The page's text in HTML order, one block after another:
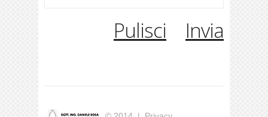
Pulisci Invia